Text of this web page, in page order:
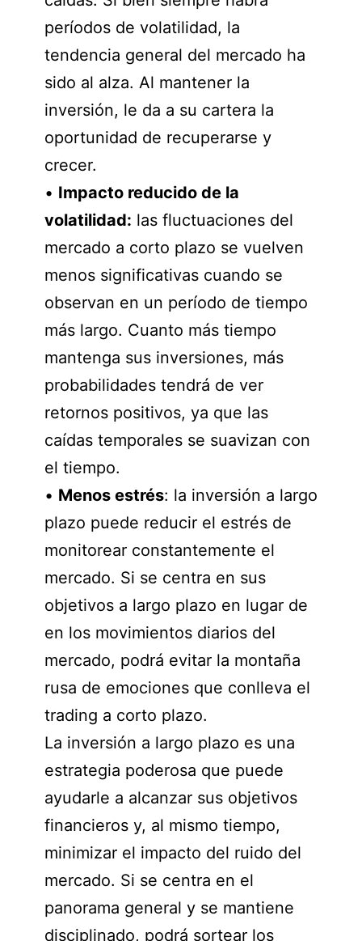
períodos de volatilidad, la
tendencia general del mercado ha
sido al alza. Al mantener la
inversión, le da a su cartera la
oportunidad de recuperarse y
crecer.
• Impacto reducido de la
volatilidad: las fluctuaciones del
mercado a corto plazo se vuelven
menos significativas cuando se
observan en un período de tiempo
más largo. Cuanto más tiempo
mantenga sus inversiones, más
probabilidades tendrá de ver
retornos positivos, ya que las
caídas temporales se suavizan con
el tiempo.
• Menos estrés: la inversión a largo
plazo puede reducir el estrés de
monitorear constantemente el
mercado. Si se centra en sus
objetivos a largo plazo en lugar de
en los movimientos diarios del
mercado, podrá evitar la montaña
rusa de emociones que conlleva el
trading a corto plazo.
La inversión a largo plazo es una
estrategia poderosa que puede
ayudarle a alcanzar sus objetivos
financieros y, al mismo tiempo,
minimizar el impacto del ruido del
mercado. Si se centra en el
panorama general y se mantiene
disciplinado, podrá sortear los